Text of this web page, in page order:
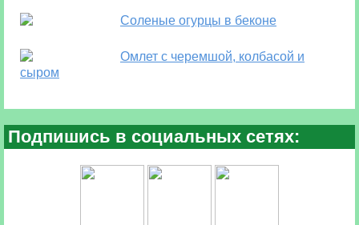
Соленые огурцы в беконе
Омлет с черемшой, колбасой и
сыром
Подпишись в социальных сетях: